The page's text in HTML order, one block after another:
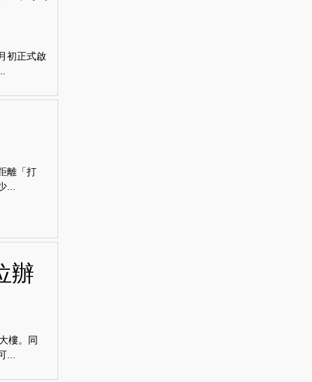
初正式啟
離「打
...
辦
樓。同
...